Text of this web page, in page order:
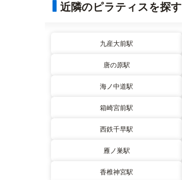
近隣のピラティスを探す
九産大前駅
唐の原駅
海ノ中道駅
箱崎宮前駅
西鉄千早駅
雁ノ巣駅
香椎神宮駅